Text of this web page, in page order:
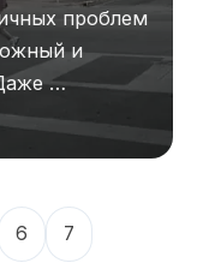
проблем
и
…
6 7